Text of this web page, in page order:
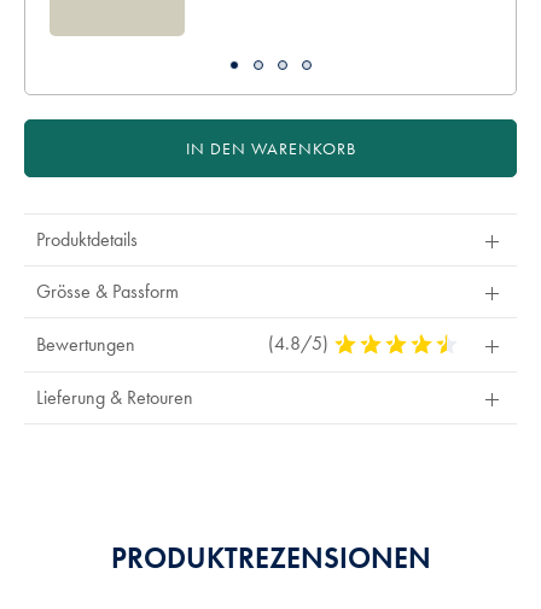
IN DEN WARENKORB
Produktdetails
Grösse & Passform
Bewertungen (4.8/5) 4,8
Lieferung & Retouren
PRODUKTREZENSIONEN